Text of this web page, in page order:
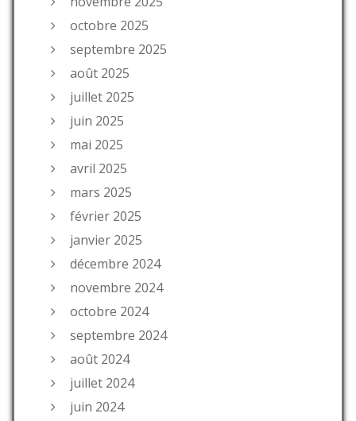
octobre 2025
septembre 2025
août 2025
juillet 2025
juin 2025
mai 2025
avril 2025
mars 2025
février 2025
janvier 2025
décembre 2024
novembre 2024
octobre 2024
septembre 2024
août 2024
juillet 2024
juin 2024